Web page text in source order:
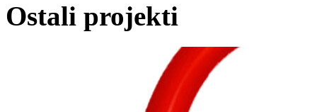
Ostali projekti